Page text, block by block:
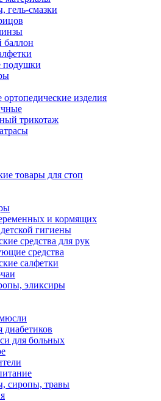
гель-смазки
подушки
изделия
трикотаж
товары для стоп
и кормящих
гигиены
средства для рук
средства
салфетки
эликсиры
для больных
сиропы, травы